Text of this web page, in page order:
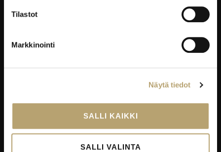
Tilastot
Markkinointi
Näytä tiedot
SALLI KAIKKI
SALLI VALINTA
YRITYKSILLE
Kortti- ja pätevyyskoulutukset
Oppisopimus
EDUKO